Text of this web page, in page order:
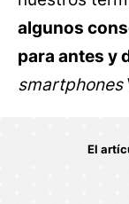
algunos
para antes y
smartphones